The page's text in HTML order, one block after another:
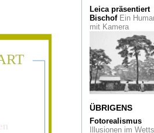
fortgeschrieben
Die erste
Künstlerbewegung
internationaler
Bedeutung im
Rheinland: Die
Düsseldorfer
Malerschule
Viel Raum, wenig
Der Konzeptkünstler
Christopher
Leica präsentiert
BischofEin
mit Kamera
ÜBRIGENS
Fotorealismus
Illusionen im